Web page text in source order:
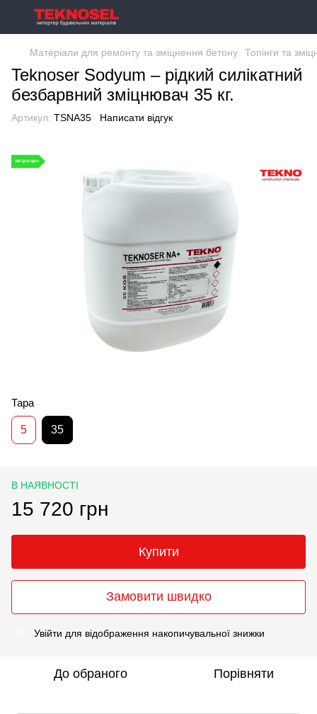
Матеріали для ремонту та зміцнення бетону Топінги та
Teknoser Sodyum – рідкий силікатний
безбарвний зміцнювач 35 кг.
Артикул: TSNA35 Написати відгук
Тара
5 35
В НАЯВНОСТІ
15 720 грн
Купити
Замовити швидко
Увійти для відображення накопичувальної знижки
До обраного Порівняти